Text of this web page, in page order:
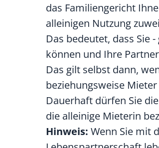
das Familiengericht
alleinigen Nutzung
Das bedeutet, dass Sie
können und Ihre
Das gilt selbst dann,
beziehungsweise
Dauerhaft dürfen Sie
die alleinige Mieterin
Hinweis: Wenn Sie mit